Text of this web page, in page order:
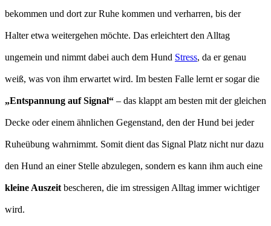
bekommen und dort zur Ruhe kommen und verharren, bis der
Halter etwa weitergehen möchte. Das erleichtert den Alltag
ungemein und nimmt dabei auch dem Hund Stress, da er genau
weiß, was von ihm erwartet wird. Im besten Falle lernt er sogar die
„Entspannung auf Signal“ – das klappt am besten mit der gleichen
Decke oder einem ähnlichen Gegenstand, den der Hund bei jeder
Ruheübung wahrnimmt. Somit dient das Signal Platz nicht nur dazu
den Hund an einer Stelle abzulegen, sondern es kann ihm auch eine
kleine Auszeit bescheren, die im stressigen Alltag immer wichtiger
wird.